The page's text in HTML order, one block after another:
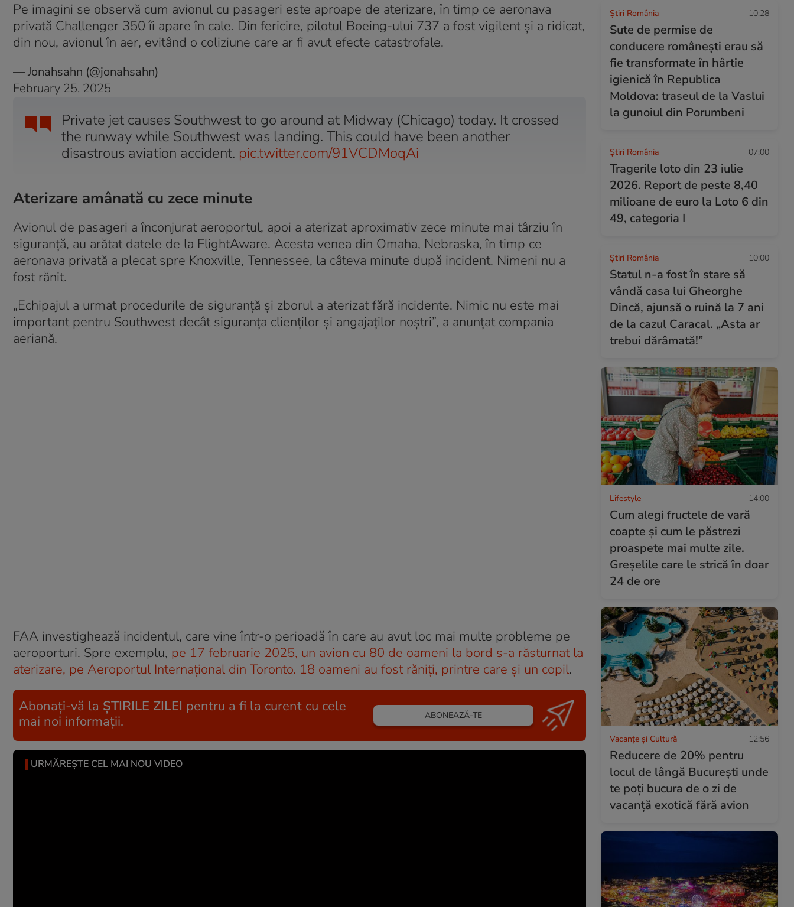
Pe imagini se observă cum avionul cu pasageri este aproape de aterizare, în timp ce aeronava
privată Challenger 350 îi apare în cale. Din fericire, pilotul Boeing-ului 737 a fost vigilent și a ridicat,
din nou, avionul în aer, evitând o coliziune care ar fi avut efecte catastrofale.
Private jet causes Southwest to go around at Midway (Chicago) today. It crossed
the runway while Southwest was landing. This could have been another
disastrous aviation accident. pic.twitter.com/91VCDMoqAi
— Jonahsahn (@jonahsahn)
February 25, 2025
Aterizare amânată cu zece minute
Avionul de pasageri a înconjurat aeroportul, apoi a aterizat aproximativ zece minute mai târziu în
siguranță, au arătat datele de la FlightAware. Acesta venea din Omaha, Nebraska, în timp ce
aeronava privată a plecat spre Knoxville, Tennessee, la câteva minute după incident. Nimeni nu a
fost rănit.
„Echipajul a urmat procedurile de siguranță și zborul a aterizat fără incidente. Nimic nu este mai
important pentru Southwest decât siguranța clienților și angajaților noștri”, a anunțat compania
aeriană.
FAA investighează incidentul, care vine într-o perioadă în care au avut loc mai multe probleme pe
aeroporturi. Spre exemplu, pe 17 februarie 2025, un avion cu 80 de oameni la bord s-a răsturnat la
aterizare, pe Aeroportul Internațional din Toronto. 18 oameni au fost răniți, printre care și un copil.
Abonați-vă la ȘTIRILE ZILEI pentru a fi la curent cu cele
mai noi informații.
ABONEAZĂ-TE
URMĂREȘTE CEL MAI NOU VIDEO
Știri România 10:28
Sute de permise de
conducere românești erau să
fie transformate în hârtie
igienică în Republica
Moldova: traseul de la Vaslui
la gunoiul din Porumbeni
Știri România 07:00
Tragerile loto din 23 iulie
2026. Report de peste 8,40
milioane de euro la Loto 6 din
49, categoria I
Știri România 10:00
Statul n-a fost în stare să
vândă casa lui Gheorghe
Dincă, ajunsă o ruină la 7 ani
de la cazul Caracal. „Asta ar
trebui dărâmată!”
Lifestyle 14:00
Cum alegi fructele de vară
coapte și cum le păstrezi
proaspete mai multe zile.
Greșelile care le strică în doar
24 de ore
Vacanțe și Cultură 12:56
Reducere de 20% pentru
locul de lângă București unde
te poți bucura de o zi de
vacanță exotică fără avion